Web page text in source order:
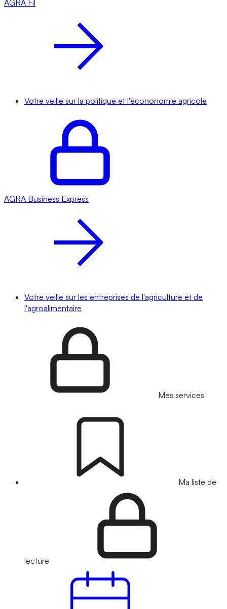
AGRA Fil
Votre veille sur la politique et l'écononomie agricole
AGRA Business Express
Votre veille sur les entreprises de l'agriculture et de
l'agroalimentaire
Mes services
Ma liste de
lecture